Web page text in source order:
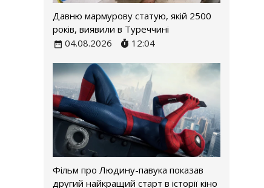
Давню мармурову статую, якій 2500
років, виявили в Туреччині
04.08.2026
12:04
Фільм про Людину-павука показав
другий найкращий старт в історії кіно